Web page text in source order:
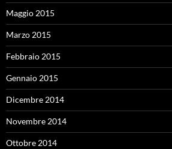
Maggio 2015
Marzo 2015
Febbraio 2015
Gennaio 2015
Dicembre 2014
Novembre 2014
Ottobre 2014